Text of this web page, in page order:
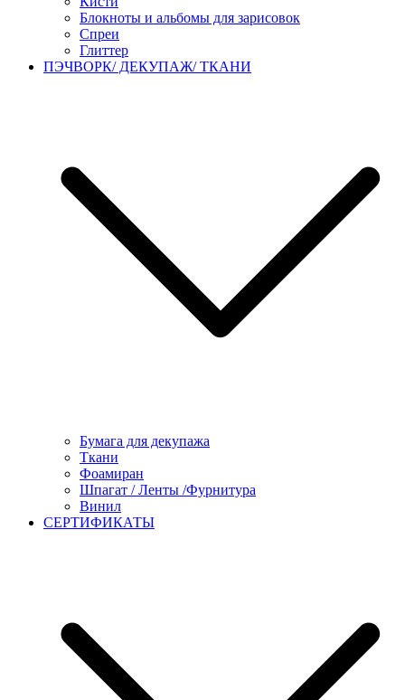
Блокноты и альбомы для зарисовок
Спреи
Глиттер
ПЭЧВОРК/ ДЕКУПАЖ/ ТКАНИ
Бумага для декупажа
Ткани
Фоамиран
Шпагат / Ленты /Фурнитура
Винил
СЕРТИФИКАТЫ